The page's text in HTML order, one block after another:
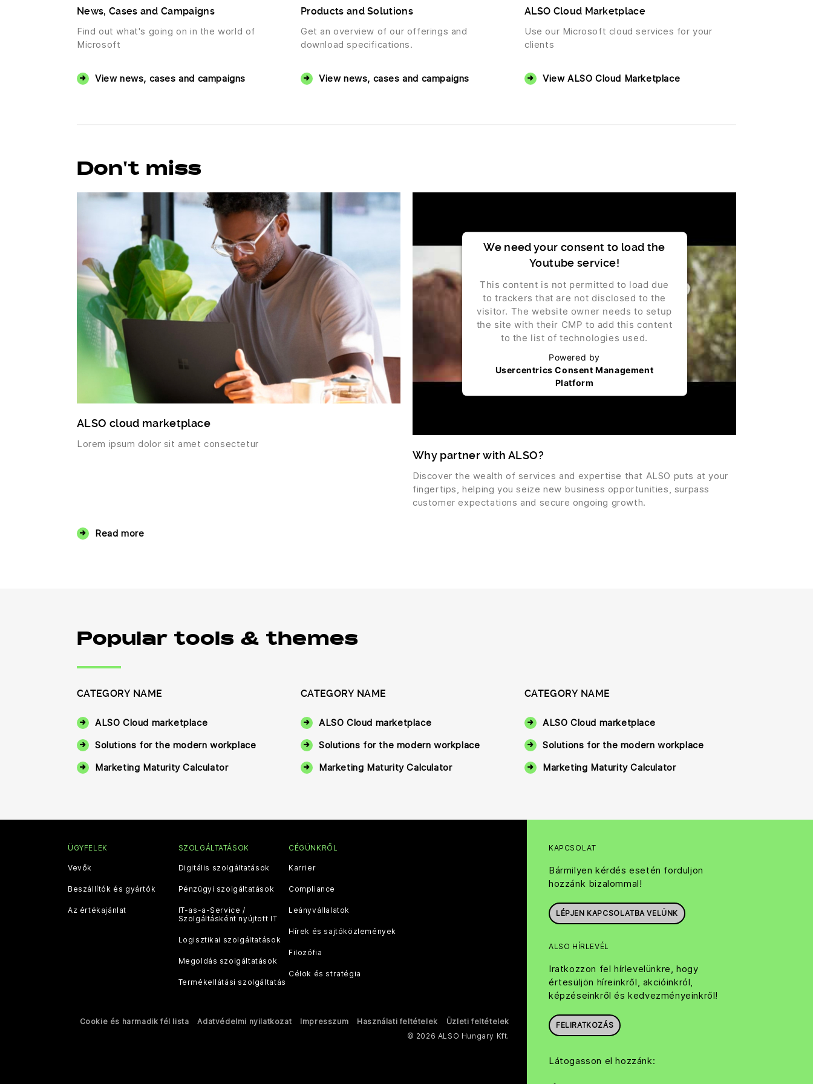
News, Cases and Campaigns
Find out what's going on in the world of
Microsoft
View news, cases and campaigns
Products and Solutions
Get an overview of our offerings and
download specifications.
View news, cases and campaigns
ALSO Cloud Marketplace
Use our Microsoft cloud services for your
clients
View ALSO Cloud Marketplace
Don't miss
ALSO cloud marketplace
Lorem ipsum dolor sit amet consectetur
Read more
We need your consent to load the
Youtube service!
This content is not permitted to load due
to trackers that are not disclosed to the
visitor. The website owner needs to setup
the site with their CMP to add this content
to the list of technologies used.
Powered by
Usercentrics Consent Management
Platform
Why partner with ALSO?
Discover the wealth of services and expertise that ALSO puts at your
fingertips, helping you seize new business opportunities, surpass
customer expectations and secure ongoing growth.
Popular tools & themes
CATEGORY NAME
ALSO Cloud marketplace
Solutions for the modern workplace
Marketing Maturity Calculator
CATEGORY NAME
ALSO Cloud marketplace
Solutions for the modern workplace
Marketing Maturity Calculator
CATEGORY NAME
ALSO Cloud marketplace
Solutions for the modern workplace
Marketing Maturity Calculator
KAPCSOLAT
Bármilyen kérdés esetén forduljon
hozzánk bizalommal!
LÉPJEN KAPCSOLATBA VELÜNK
ALSO HÍRLEVÉL
Iratkozzon fel hírlevelünkre, hogy
értesüljön híreinkről, akcióinkról,
képzéseinkről és kedvezményeinkről!
FELIRATKOZÁS
Látogasson el hozzánk:
ÜGYFELEK
Vevők
Beszállítók és gyártók
Az értékajánlat
SZOLGÁLTATÁSOK
Digitális szolgáltatások
Pénzügyi szolgáltatások
IT-as-a-Service /
Szolgáltásként nyújtott IT
Logisztikai szolgáltatások
Megoldás szolgáltatások
Termékellátási szolgáltatás
CÉGÜNKRŐL
Karrier
Compliance
Leányvállalatok
Hírek és sajtóközlemények
Filozófia
Célok és stratégia
Cookie és harmadik fél lista Adatvédelmi nyilatkozat Impresszum Használati feltételek
Üzleti feltételek
© 2026 ALSO Hungary Kft.